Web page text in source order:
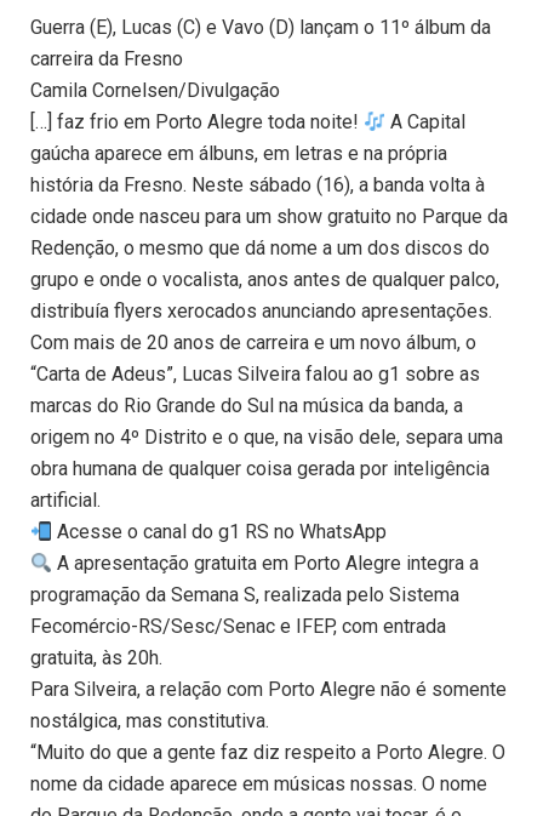
Guerra (E), Lucas (C) e Vavo (D) lançam o 11º álbum da
carreira da Fresno
Camila Cornelsen/Divulgação
[…] faz frio em Porto Alegre toda noite!
A Capital
gaúcha aparece em álbuns, em letras e na própria
história da Fresno. Neste sábado (16), a banda volta à
cidade onde nasceu para um show gratuito no Parque da
Redenção, o mesmo que dá nome a um dos discos do
grupo e onde o vocalista, anos antes de qualquer palco,
distribuía flyers xerocados anunciando apresentações.
Com mais de 20 anos de carreira e um novo álbum, o
“Carta de Adeus”, Lucas Silveira falou ao g1 sobre as
marcas do Rio Grande do Sul na música da banda, a
origem no 4º Distrito e o que, na visão dele, separa uma
obra humana de qualquer coisa gerada por inteligência
artificial.
Acesse o canal do g1 RS no WhatsApp
A apresentação gratuita em Porto Alegre integra a
programação da Semana S, realizada pelo Sistema
Fecomércio-RS/Sesc/Senac e IFEP, com entrada
gratuita, às 20h.
Para Silveira, a relação com Porto Alegre não é somente
nostálgica, mas constitutiva.
“Muito do que a gente faz diz respeito a Porto Alegre. O
nome da cidade aparece em músicas nossas. O nome